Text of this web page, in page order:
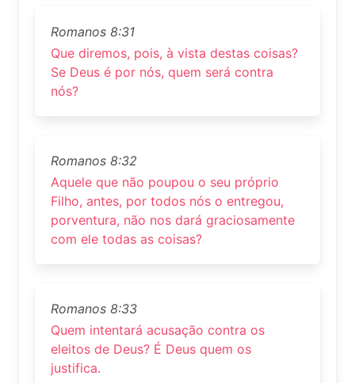
Romanos 8:31
Que diremos, pois, à vista destas coisas?
Se Deus é por nós, quem será contra
nós?
Romanos 8:32
Aquele que não poupou o seu próprio
Filho, antes, por todos nós o entregou,
porventura, não nos dará graciosamente
com ele todas as coisas?
Romanos 8:33
Quem intentará acusação contra os
eleitos de Deus? É Deus quem os
justifica.